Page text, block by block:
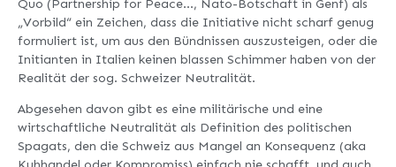
Quo (Partnership for Peace…, Nato-Botschaft in Genf) als
„Vorbild“ ein Zeichen, dass die Initiative nicht scharf genug
formuliert ist, um aus den Bündnissen auszusteigen, oder die
Initianten in Italien keinen blassen Schimmer haben von der
Realität der sog. Schweizer Neutralität.
Abgesehen davon gibt es eine militärische und eine
wirtschaftliche Neutralität als Definition des politischen
Spagats, den die Schweiz aus Mangel an Konsequenz (aka